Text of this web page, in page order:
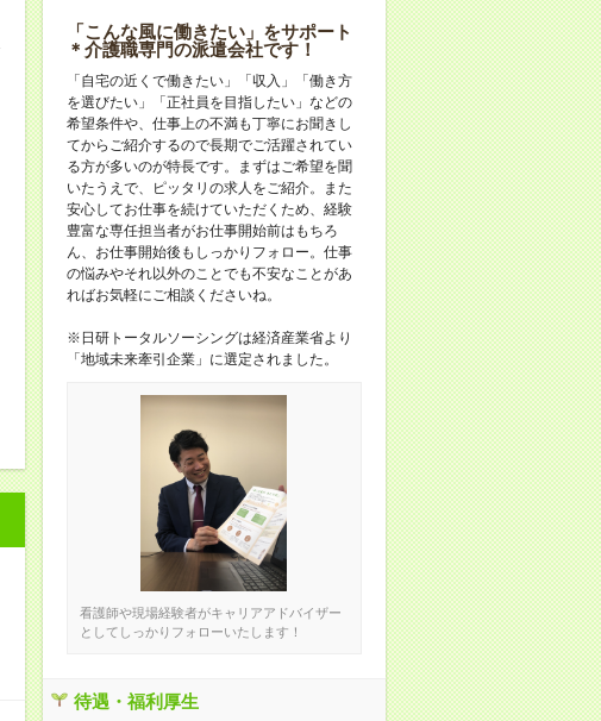
「こんな風に働きたい」をサポート
＊介護職専門の派遣会社です！
「自宅の近くで働きたい」「収入」「働き方
を選びたい」「正社員を目指したい」などの
希望条件や、仕事上の不満も丁寧にお聞きし
てからご紹介するので長期でご活躍されてい
る方が多いのが特長です。まずはご希望を聞
いたうえで、ピッタリの求人をご紹介。また
安心してお仕事を続けていただくため、経験
豊富な専任担当者がお仕事開始前はもちろ
ん、お仕事開始後もしっかりフォロー。仕事
の悩みやそれ以外のことでも不安なことがあ
ればお気軽にご相談くださいね。
※日研トータルソーシングは経済産業省より
「地域未来牽引企業」に選定されました。
看護師や現場経験者がキャリアアドバイザー
としてしっかりフォローいたします！
待遇・福利厚生